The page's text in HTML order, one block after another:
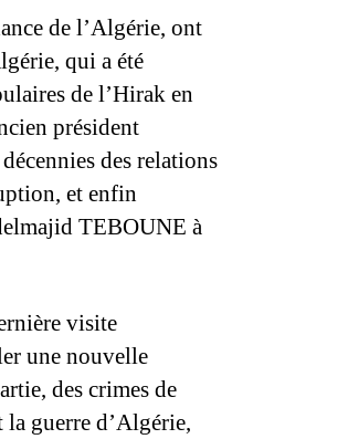
de l’Algérie, ont
qui a été
de l’Hirak en
président
des relations
et enfin
TEBOUNE à
visite
une nouvelle
des crimes de
la guerre d’Algérie,